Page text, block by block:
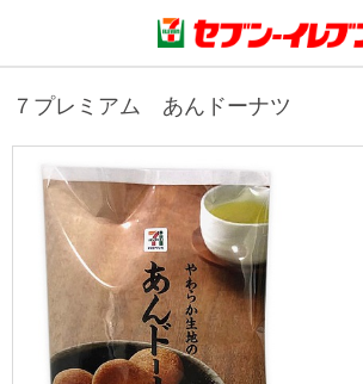
商品のご案内
商品のご案内トップ
今週の新商品
来週の新商品
商品カテゴリ一覧
セール・キャンペーン
サービス
サービストップ
nanacoトップ
企業情報
企業情報トップ
私たちの取組み
７プレミアム あんドーナツ